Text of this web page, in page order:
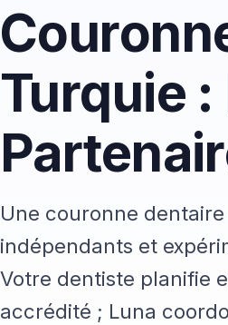
Turquie
Une couronne
indépendants et
Votre dentiste planifie
accrédité ; Luna